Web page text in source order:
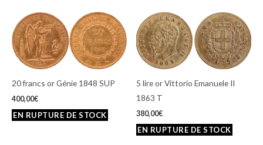
20 francs or Génie 1848 SUP
400,00€
5 lire or Vittorio Emanuele II
1863 T
380,00€